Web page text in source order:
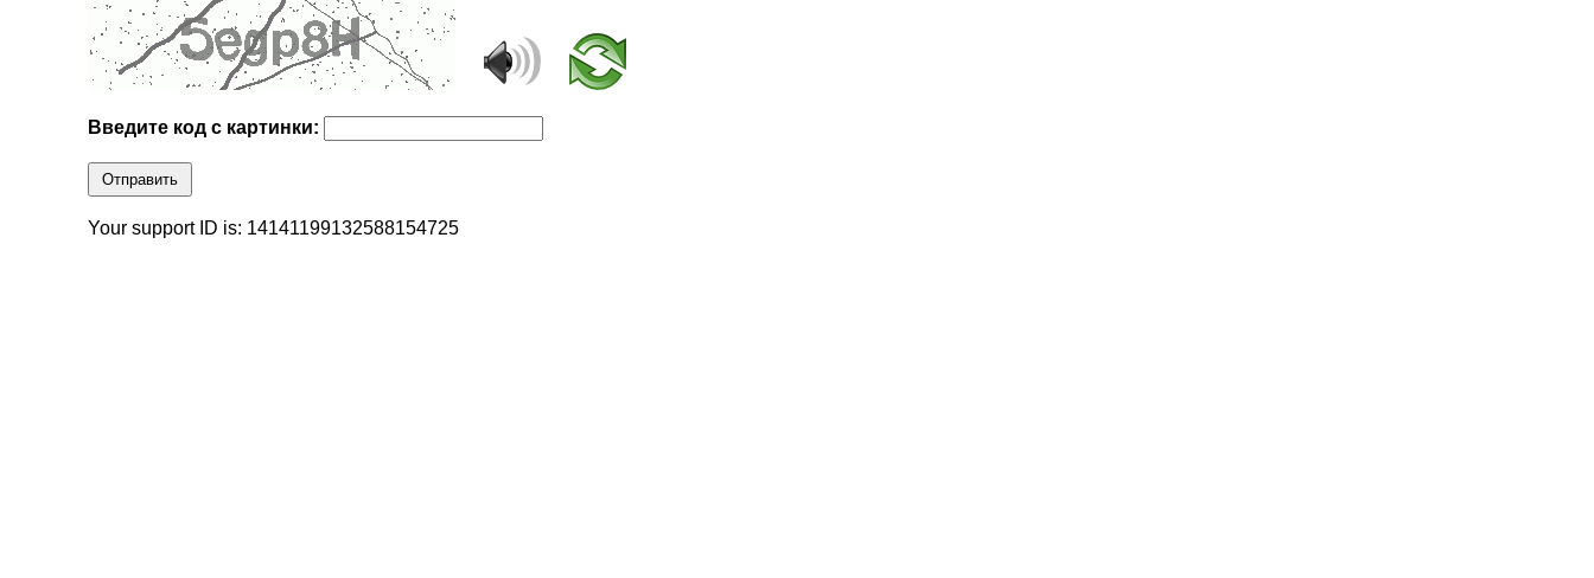
Введите код с картинки:
Отправить
Your support ID is: 14141199132588154725